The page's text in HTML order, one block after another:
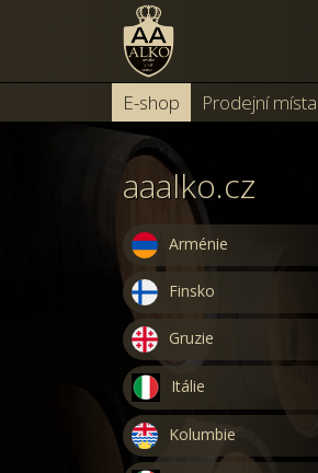
E-shop
Prodejní místa
aaalko.cz
Arménie
Finsko
Gruzie
Itálie
Kolumbie